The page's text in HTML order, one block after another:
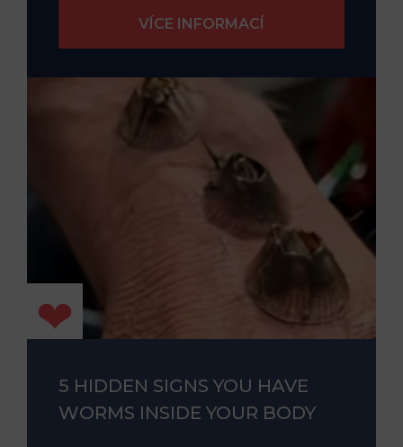
5 HIDDEN SIGNS YOU HAVE
WORMS INSIDE YOUR BODY